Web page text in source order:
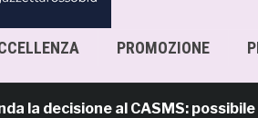
PROMOZIONE
al CASMS: possibile